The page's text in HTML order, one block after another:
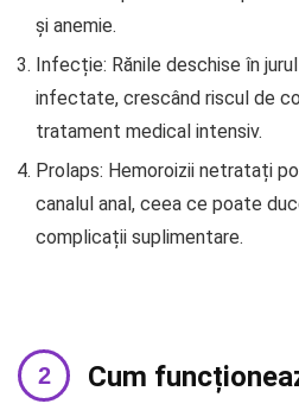
și anemie.
Infecție: Rănile deschise în
infectate, crescând riscul de
tratament medical intensiv.
Prolaps: Hemoroizii netratați
canalul anal, ceea ce poate
complicații suplimentare.
Cum